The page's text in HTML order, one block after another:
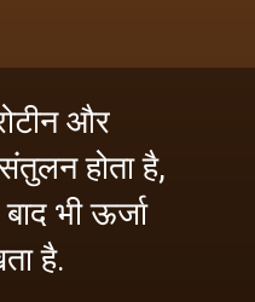
और
होता है,
भी ऊर्जा
है.